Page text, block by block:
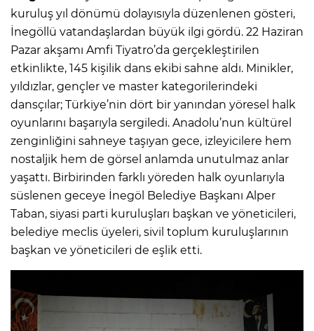
kuruluş yıl dönümü dolayısıyla düzenlenen gösteri,
İnegöllü vatandaşlardan büyük ilgi gördü. 22 Haziran
Pazar akşamı Amfi Tiyatro’da gerçekleştirilen
etkinlikte, 145 kişilik dans ekibi sahne aldı. Minikler,
yıldızlar, gençler ve master kategorilerindeki
dansçılar; Türkiye’nin dört bir yanından yöresel halk
oyunlarını başarıyla sergiledi. Anadolu’nun kültürel
zenginliğini sahneye taşıyan gece, izleyicilere hem
nostaljik hem de görsel anlamda unutulmaz anlar
yaşattı. Birbirinden farklı yöreden halk oyunlarıyla
süslenen geceye İnegöl Belediye Başkanı Alper
Taban, siyasi parti kuruluşları başkan ve yöneticileri,
belediye meclis üyeleri, sivil toplum kuruluşlarının
başkan ve yöneticileri de eşlik etti.